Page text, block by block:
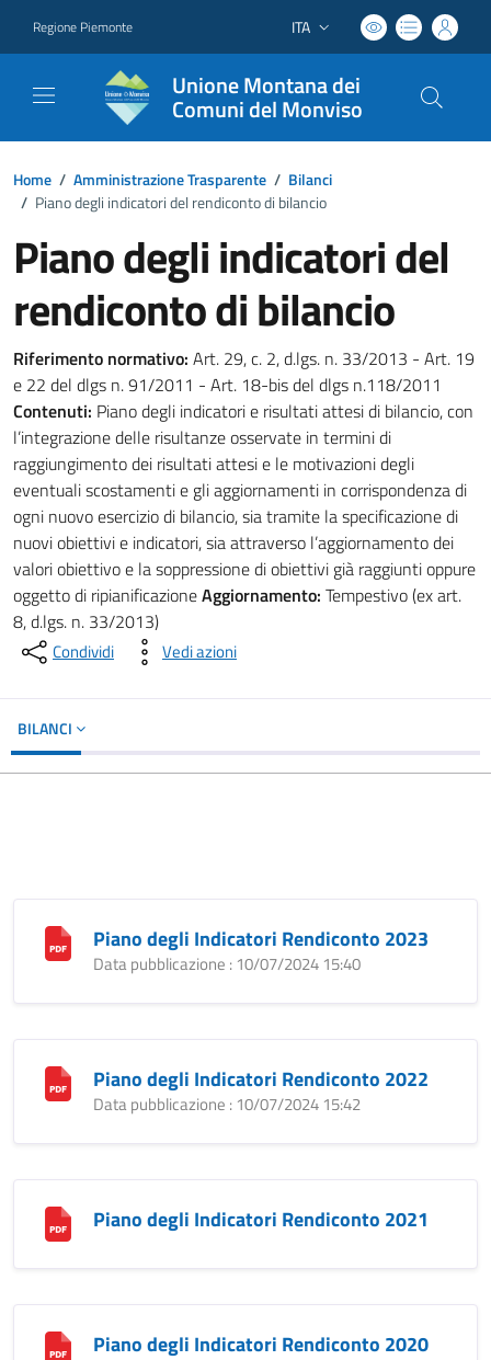
Regione Piemonte Lingua attiva:
ITA
Unione Montana dei
Comuni del Monviso
Home / Amministrazione Trasparente / Bilanci
/ Piano degli indicatori del rendiconto di bilancio
Piano degli indicatori del
rendiconto di bilancio
Riferimento normativo: Art. 29, c. 2, d.lgs. n. 33/2013 - Art. 19
e 22 del dlgs n. 91/2011 - Art. 18-bis del dlgs n.118/2011
Contenuti: Piano degli indicatori e risultati attesi di bilancio, con
l’integrazione delle risultanze osservate in termini di
raggiungimento dei risultati attesi e le motivazioni degli
eventuali scostamenti e gli aggiornamenti in corrispondenza di
ogni nuovo esercizio di bilancio, sia tramite la specificazione di
nuovi obiettivi e indicatori, sia attraverso l’aggiornamento dei
valori obiettivo e la soppressione di obiettivi già raggiunti oppure
oggetto di ripianificazioneAggiornamento: Tempestivo (ex art.
8, d.lgs. n. 33/2013)
Condividi Vedi azioni
BILANCI
Piano degli Indicatori Rendiconto 2023
Data pubblicazione : 10/07/2024 15:40
Piano degli Indicatori Rendiconto 2022
Data pubblicazione : 10/07/2024 15:42
Piano degli Indicatori Rendiconto 2021
Piano degli Indicatori Rendiconto 2020